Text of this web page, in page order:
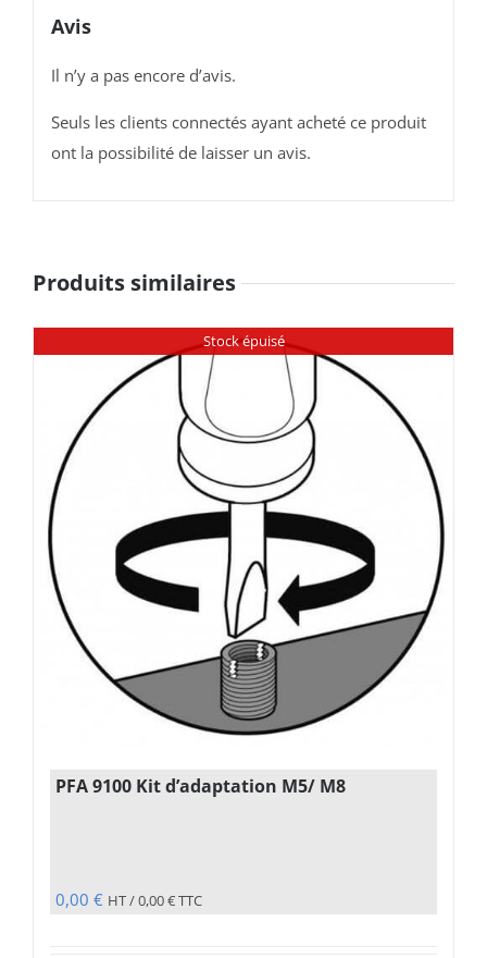
Avis
Il n’y a pas encore d’avis.
Seuls les clients connectés ayant acheté ce produit
ont la possibilité de laisser un avis.
Produits similaires
Stock épuisé
PFA 9100 Kit d’adaptation M5/ M8
0,00 € HT /0,00€TTC